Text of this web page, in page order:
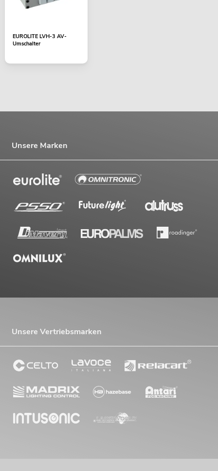
EUROLITE LVH-3 AV-
Umschalter
Unsere Marken
Unsere Vertriebsmarken